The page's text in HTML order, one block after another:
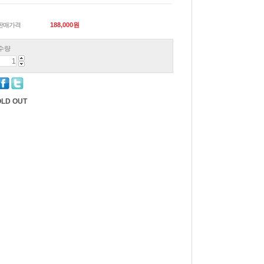
매가격 188,000원
량
OUT